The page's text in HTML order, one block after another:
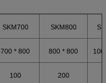
SKM700 SKM800
700 * 800 800 * 800
100 200